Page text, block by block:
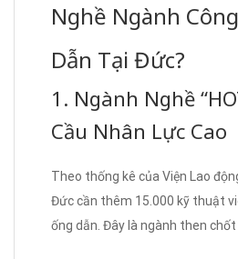
Nghề Ngành
Dẫn Tại Đức?
1. Ngành Nghề
Cầu Nhân Lực Cao
Theo thống kê của Viện Lao
Đức cần thêm 15.000 kỹ thuật
ống dẫn. Đây là ngành then